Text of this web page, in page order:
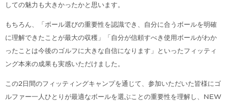
しての魅力も大きかったかと思います。
もちろん、「ボール選びの重要性を認識でき、自分に合うボールを明確
に理解できたことが最大の収穫」「自分が信頼すべき使用ボールがわか
ったことは今後のゴルフに大きな自信になります」といったフィッティ
ング本来の成果も実感いただけました。
この2日間のフィッティングキャンプを通じて、参加いただいた皆様にゴ
ルファー一人ひとりが最適なボールを選ぶことの重要性を理解し、NEW